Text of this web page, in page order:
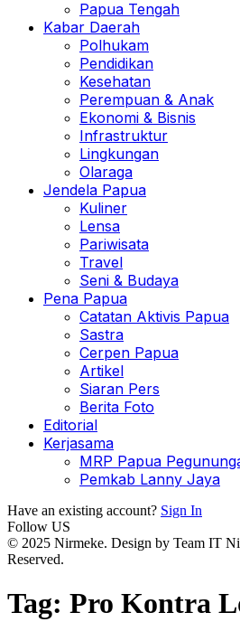
Papua Tengah
Kabar Daerah
Polhukam
Pendidikan
Kesehatan
Perempuan & Anak
Ekonomi & Bisnis
Infrastruktur
Lingkungan
Olaraga
Jendela Papua
Kuliner
Lensa
Pariwisata
Travel
Seni & Budaya
Pena Papua
Catatan Aktivis Papua
Sastra
Cerpen Papua
Artikel
Siaran Pers
Berita Foto
Editorial
Kerjasama
MRP Papua
Pemkab Lanny Jaya
Have an existing account? Sign In
Follow US
© 2025 Nirmeke. Design by Team IT
Reserved.
Tag: Pro Kontra